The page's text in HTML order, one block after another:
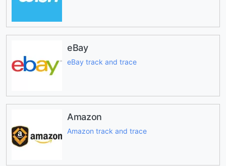
eBay
eBay track and trace
Amazon
Amazon track and trace